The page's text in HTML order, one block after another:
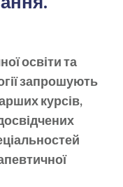
освіти та
запрошують
курсів,